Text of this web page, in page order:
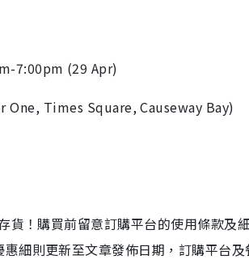
7:00pm (29 Apr)
One, Times Square, Causeway Bay)
貨！購買前留意訂購平台的使用條款及
細則更新至文章發佈日期，訂購平台及